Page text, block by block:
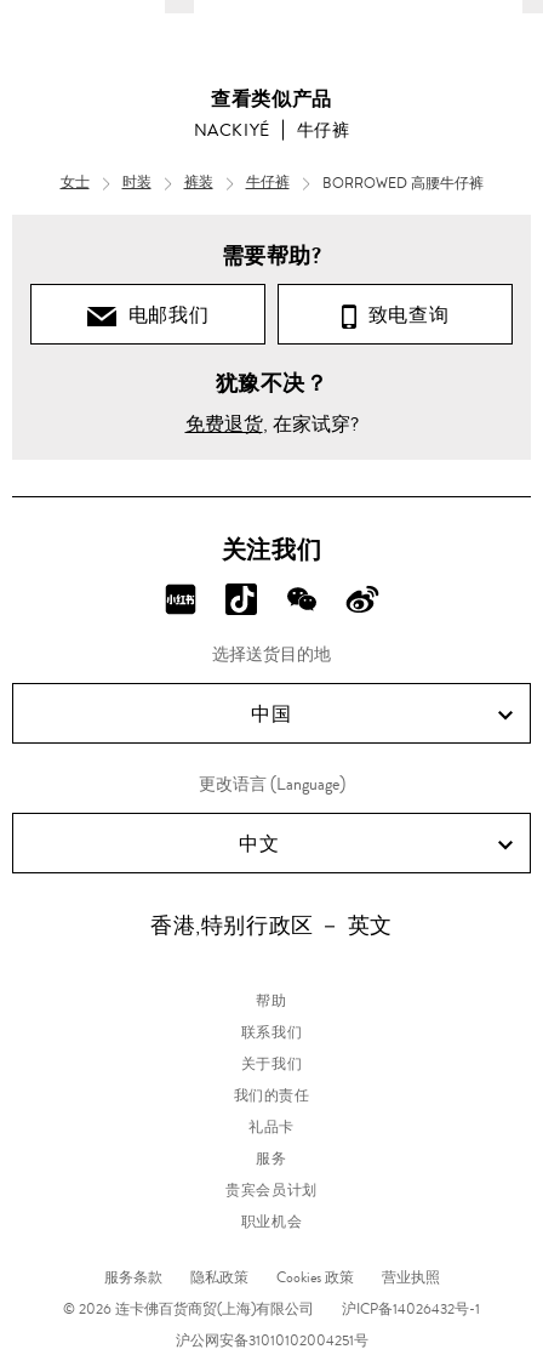
查看类似产品
NACKIYÉ 牛仔裤
女士 时装 裤装 牛仔裤 BORROWED 高腰牛仔裤
需要帮助?
电邮我们 致电查询
犹豫不决？
免费退货, 在家试穿?
关注我们
分
RED!
分
享
Douyin!
分
享
WeChat!
分
Weibo!
选择送货目的地
中国
更改语言 (Language)
中文
香港,特别行政区 － 英文
帮助
联系我们
关于我们
我们的责任
礼品卡
服务
贵宾会员计划
职业机会
服务条款 隐私政策 Cookies 政策
营业执照
© 2026 连卡佛百货商贸(上海)有限公司
沪ICP备14026432号-1
沪公网安备31010102004251号